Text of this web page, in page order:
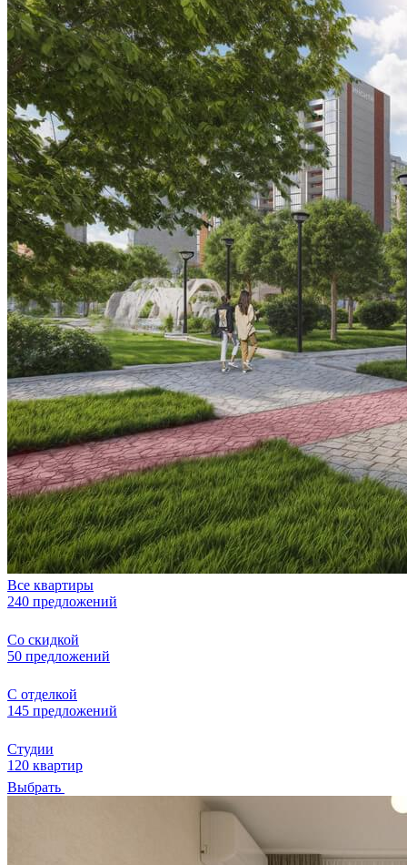
Все квартиры
240 предложений
Со скидкой
50 предложений
С отделкой
145 предложений
Студии
120 квартир
Выбрать